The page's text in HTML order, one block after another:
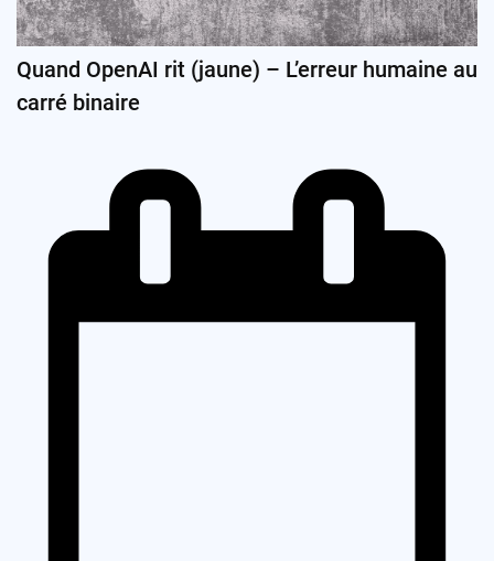
Quand OpenAI rit (jaune) – L’erreur humaine au
carré binaire